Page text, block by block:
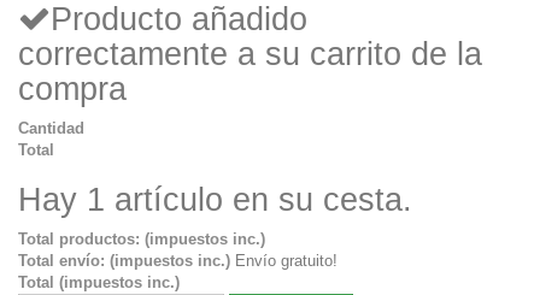
Producto añadido
correctamente a su carrito de la
compra
Cantidad
Total
Hay 1 artículo en su cesta.
Total productos: (impuestos inc.)
Total envío: (impuestos inc.) Envío gratuito!
Total (impuestos inc.)